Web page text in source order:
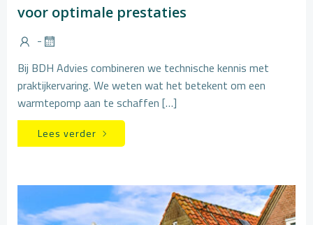
voor optimale prestaties
-
Bij BDH Advies combineren we technische kennis met
praktijkervaring. We weten wat het betekent om een
warmtepomp aan te schaffen […]
Lees verder